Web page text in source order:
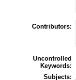
Contributors:
Uncontrolled
Keywords:
Subjects: